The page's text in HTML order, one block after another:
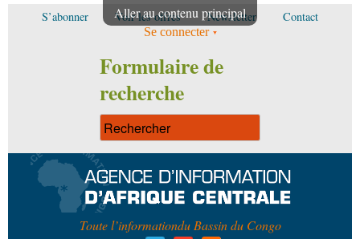
Aller au contenu principal
S’abonner Voir les offres Newsletter Contact
Se connecter
Formulaire de
recherche
Toute l’informationdu Bassin du Congo